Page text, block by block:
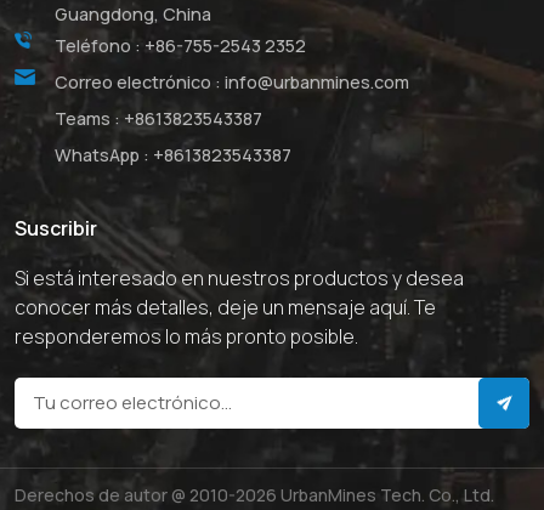
Guangdong, China
Teléfono : +86-755-2543 2352
Correo electrónico : info@urbanmines.com
Teams : +8613823543387
WhatsApp : +8613823543387
Suscribir
Si está interesado en nuestros productos y desea
conocer más detalles, deje un mensaje aquí. Te
responderemos lo más pronto posible.
Derechos de autor @ 2010-2026 UrbanMines Tech. Co., Ltd.